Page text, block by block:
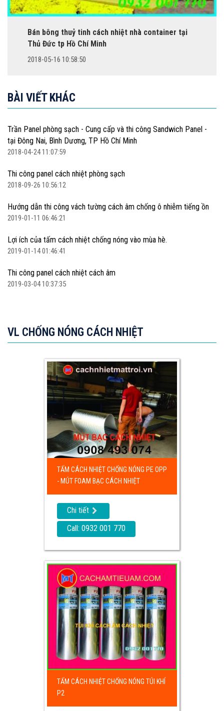
Bán bông thuỷ tinh cách nhiệt nhà container tại
Thủ Đức tp Hồ Chí Minh
2018-05-16 10:58:50
BÀI VIẾT KHÁC
Trần Panel phòng sạch - Cung cấp và thi công Sandwich Panel -
tại Đông Nai, Bình Dương, TP Hồ Chí Minh
2018-04-24 11:07:59
Thi công panel cách nhiệt phòng sạch
2018-09-26 10:56:12
Hướng dẫn thi công vách tường cách âm chống ô nhiễm tiếng ồn
2019-01-11 06:46:21
Lợi ích của tấm cách nhiệt chống nóng vào mùa hè.
2019-01-14 01:46:41
Thi công panel cách nhiệt cách âm
2019-03-04 10:37:35
VL CHỐNG NÓNG CÁCH NHIỆT
TẤM CÁCH NHIỆT CHỐNG NÓNG PE OPP
- MÚT FOAM BẠC CÁCH NHIỆT
Chi tiết
Call: 0932 001 770
TẤM CÁCH NHIỆT CHỐNG NÓNG TÚI KHÍ
P2